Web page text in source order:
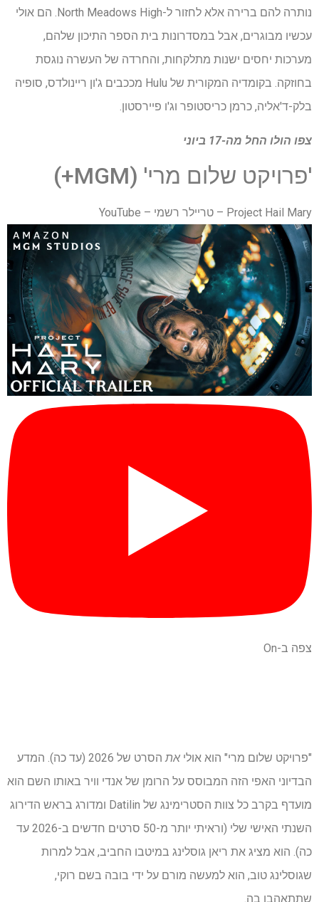
נותרה להם ברירה אלא לחזור ל-North Meadows High. הם אולי
עכשיו מבוגרים, אבל במסדרונות בית הספר התיכון שלהם,
מערכות יחסים ישנות מתלקחות, והחרדה של העשרה נוגסת
בחוזקה. בקומדיה המקורית של Hulu מככבים ג'ון ריינולדס, סופיה
בלק-ד'אליה, כרמן כריסטופר וג'ו פיירסטון.
צפו הולו החל מה-17 ביוני
'פרויקט שלום מרי' (MGM+)
Project Hail Mary – טריילר רשמי – YouTube
צפה ב-On
"פרויקט שלום מרי" הוא אולי את
הסרט של 2026 (עד כה). המדע
הבדיוני האפי הזה המבוסס על הרומן של אנדי וויר באותו השם הוא
מועדף בקרב כל צוות הסטרימינג של Datilin ומדורג בראש הדירוג
השנתי האישי שלי (וראיתי יותר מ-50 סרטים חדשים ב-2026 עד
כה). הוא מציג את ריאן גוסלינג במיטבו החביב, אבל למרות
שגוסלינג טוב, הוא למעשה מורם על ידי בובה בשם רוקי,
שתתאהבו בה.